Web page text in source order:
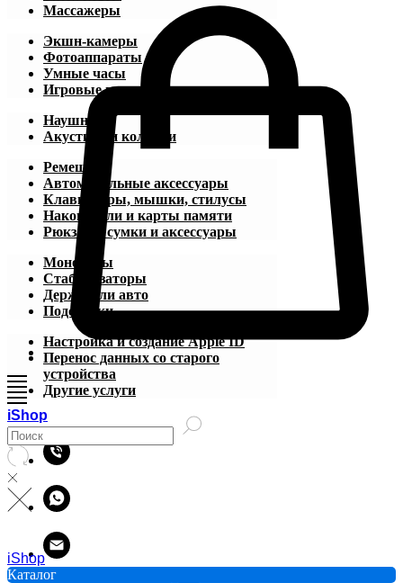
iShop
Массажеры
Экшн-камеры
Фотоаппараты
Умные часы
Игровые приставки
Наушники
Акустика и колонки
Ремешки
Автомобильные аксессуары
Клавиатуры, мышки, стилусы
Накопители и карты памяти
Рюкзаки, сумки и аксессуары
Моноподы
Стабилизаторы
Держатели авто
Подставки
Настройка и создание Apple ID
Перенос данных со старого
устройства
Другие услуги
iShop
Каталог